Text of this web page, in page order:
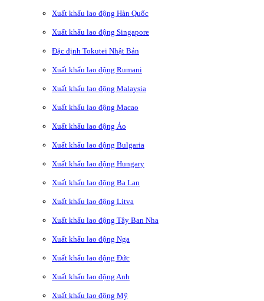
Xuất khẩu lao động Hàn Quốc
Xuất khẩu lao động Singapore
Đặc định Tokutei Nhật Bản
Xuất khẩu lao động Rumani
Xuất khẩu lao động Malaysia
Xuất khẩu lao động Macao
Xuất khẩu lao động Áo
Xuất khẩu lao động Bulgaria
Xuất khẩu lao động Hungary
Xuất khẩu lao động Ba Lan
Xuất khẩu lao động Litva
Xuất khẩu lao động Tây Ban Nha
Xuất khẩu lao động Nga
Xuất khẩu lao động Đức
Xuất khẩu lao động Anh
Xuất khẩu lao động Mỹ